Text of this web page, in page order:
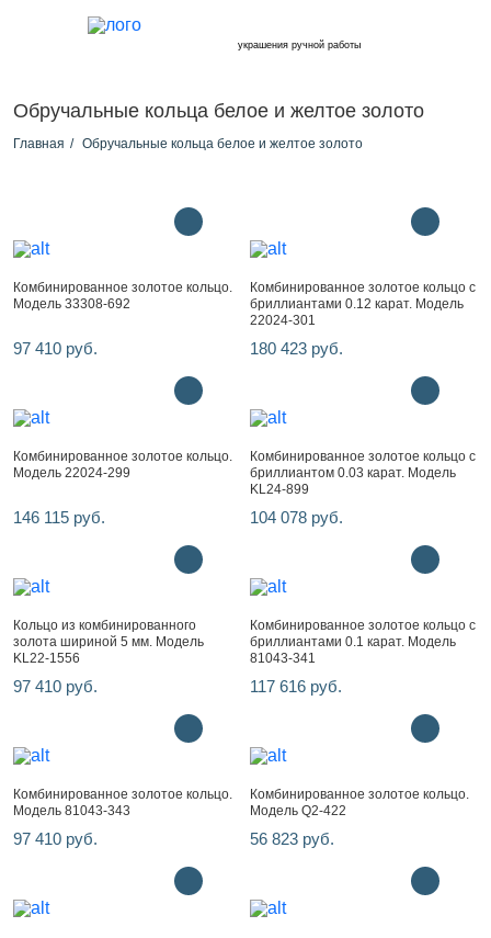
украшения ручной работы
Обручальные кольца белое и желтое золото
Главная Обручальные кольца белое и желтое золото
Комбинированное золотое кольцо.
Модель 33308-692
97 410 руб.
Комбинированное золотое кольцо с
бриллиантами 0.12 карат. Модель
22024-301
180 423 руб.
Комбинированное золотое кольцо.
Модель 22024-299
146 115 руб.
Комбинированное золотое кольцо с
бриллиантом 0.03 карат. Модель
KL24-899
104 078 руб.
Кольцо из комбинированного
золота шириной 5 мм. Модель
KL22-1556
97 410 руб.
Комбинированное золотое кольцо с
бриллиантами 0.1 карат. Модель
81043-341
117 616 руб.
Комбинированное золотое кольцо.
Модель 81043-343
97 410 руб.
Комбинированное золотое кольцо.
Модель Q2-422
56 823 руб.